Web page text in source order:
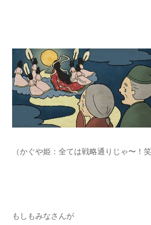
（かぐや姫：全ては戦略通りじゃ〜！笑
もしもみなさんが